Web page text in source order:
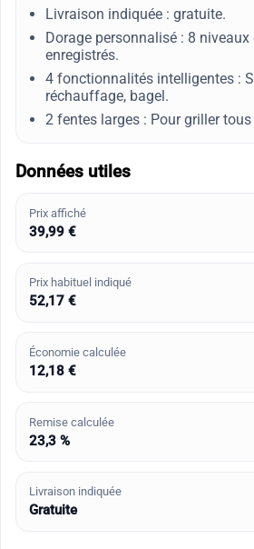
Livraison indiquée : gratuite.
Dorage personnalisé : 8 niveaux
enregistrés.
4 fonctionnalités intelligentes :
réchauffage, bagel.
2 fentes larges : Pour griller
Données utiles
Prix affiché
39,99 €
Prix habituel indiqué
52,17 €
Économie calculée
12,18 €
Remise calculée
23,3 %
Livraison indiquée
Gratuite